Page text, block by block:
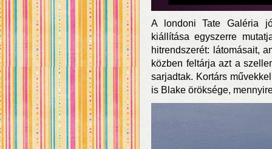
A londoni Tate Galéria
kiállítása egyszerre
hitrendszerét: látomásait,
közben feltárja azt a
sarjadtak. Kortárs
is Blake öröksége,